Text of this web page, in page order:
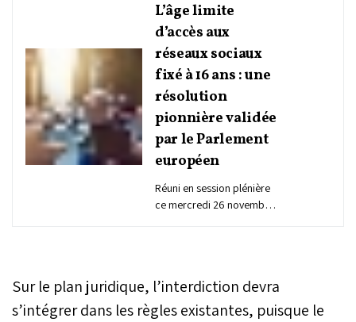
L’âge limite
d’accès aux
réseaux sociaux
fixé à 16 ans : une
résolution
pionnière validée
par le Parlement
européen
Réuni en session plénière
ce mercredi 26 novembre
à 16 ans l’âge minimal
d’accès aux réseaux
Sur le plan juridique, l’interdiction devra
s’intégrer dans les règles existantes, puisque le